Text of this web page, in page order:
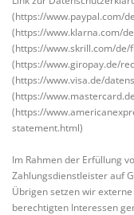
(https://www.paypal.com/
(https://www.klarna.com/
(https://www.skrill.com/
(https://www.giropay.de/
(https://www.visa.de/
(https://
(https://
statement.html)
Im Rahmen der Erfüllung
Zahlungsdienstleister auf
Übrigen setzen wir
berechtigten Interessen